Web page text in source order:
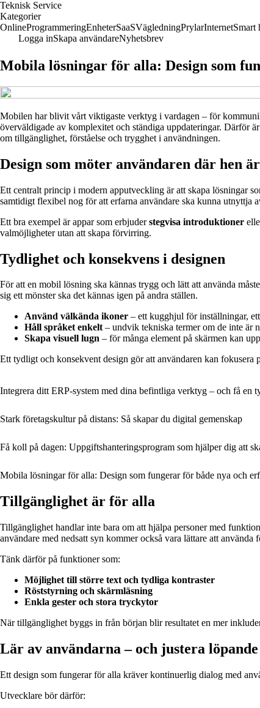
Teknisk Service
Kategorier
OnlineProgrammeringEnheterSaaSVägledningPrylarInternetSmart
Logga inSkapa användareNyhetsbrev
Mobila lösningar för alla: Design som
Mobilen har blivit vårt viktigaste verktyg i vardagen – för
överväldigade av komplexitet och ständiga uppdateringar. Därför
om tillgänglighet, förståelse och trygghet i användningen.
Design som möter användaren där hen är
Ett centralt princip i modern apputveckling är att skapa lösningar
samtidigt flexibel nog för att erfarna användare ska kunna utnyttja
Ett bra exempel är appar som erbjuderstegvisa introduktioner
valmöjligheter utan att skapa förvirring.
Tydlighet och konsekvens i designen
För att en mobil lösning ska kännas trygg och lätt att använda
sig ett mönster ska det kännas igen på andra ställen.
Använd välkända ikoner – ett kugghjul för inställningar,
Håll språket enkelt– undvik tekniska termer om de inte är
Skapa visuell lugn – för många element på skärmen kan
Ett tydligt och konsekvent design gör att användaren kan fokusera
Integrera ditt ERP-system med dina befintliga verktyg – och få en
Stark företagskultur på distans: Så skapar du digital gemenskap
Få koll på dagen: Uppgiftshanteringsprogram som hjälper dig att
Mobila lösningar för alla: Design som fungerar för både nya och
Tillgänglighet är för alla
Tillgänglighet handlar inte bara om att hjälpa personer med
användare med nedsatt syn kommer också vara lättare att
Tänk därför på funktioner som:
Möjlighet till större text och tydliga kontraster
Röststyrning och skärmläsning
Enkla gester och stora tryckytor
När tillgänglighet byggs in från början blir resultatet en mer
Lär av användarna – och justera löpande
Ett design som fungerar för alla kräver kontinuerlig dialog med
Utvecklare bör därför: